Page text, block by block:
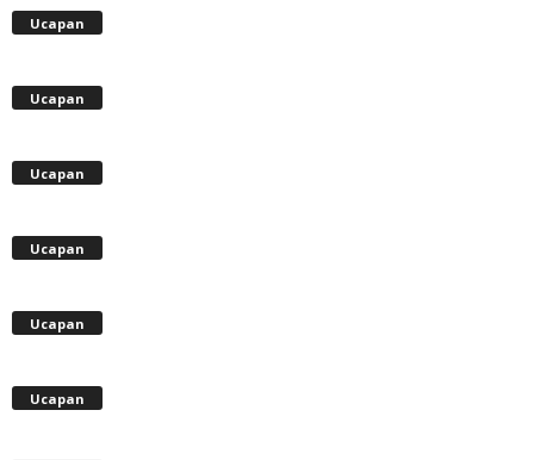
Ucapan
Ucapan
Ucapan
Ucapan
Ucapan
Ucapan